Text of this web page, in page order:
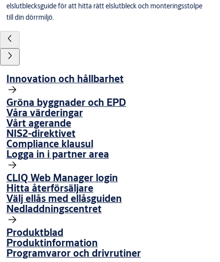
elslutblecksguide för att hitta rätt elslutbleck och monteringsstolpe
till din dörrmiljö.
Innovation och hållbarhet
Gröna byggnader och EPD
Våra värderingar
Vårt agerande
NIS2-direktivet
Compliance klausul
Logga in i partner area
CLIQ Web Manager login
Hitta återförsäljare
Välj ellås med ellåsguiden
Nedladdningscentret
Produktblad
Produktinformation
Programvaror och drivrutiner